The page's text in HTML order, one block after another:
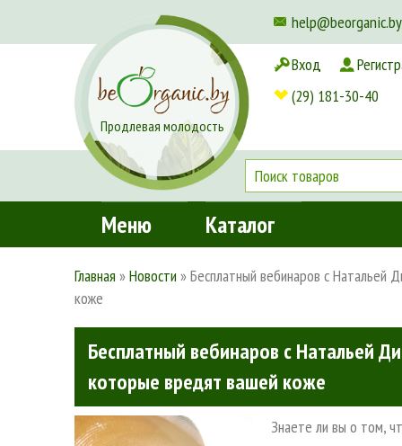
help@beorganic.by
Доставка и оплата
Продлевая молодость
Вход
(29) 181-30-40
Меню Каталог
Главная »Новости »Бесплатный вебинаров с Натальей
коже
Бесплатный вебинаров с Натальей
которые вредят вашей коже
Знаете ли вы о том,